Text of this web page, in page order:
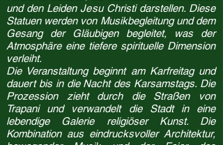
und den Leiden Jesu Christi darstellen. Diese
Statuen werden von Musikbegleitung und dem
Gesang der Gläubigen begleitet, was der
Atmosphäre eine tiefere spirituelle Dimension
verleiht.
Die Veranstaltung beginnt am Karfreitag und
dauert bis in die Nacht des Karsamstags. Die
Prozession zieht durch die Straßen von
Trapani und verwandelt die Stadt in eine
lebendige Galerie religiöser Kunst. Die
Kombination aus eindrucksvoller Architektur,